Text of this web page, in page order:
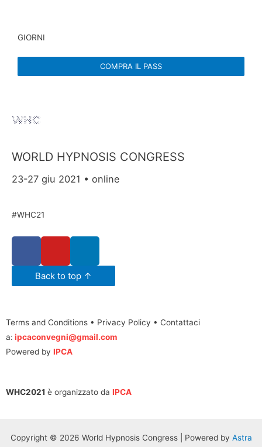
GIORNI
COMPRA IL PASS
WORLD HYPNOSIS CONGRESS
23-27 giu 2021 • online
#WHC21
Back to top ↑
Terms and Conditions • Privacy Policy • Contattaci
a: ipcaconvegni@gmail.com
Powered by IPCA
WHC2021 è organizzato da IPCA
Copyright © 2026 World Hypnosis Congress | Powered by Astra